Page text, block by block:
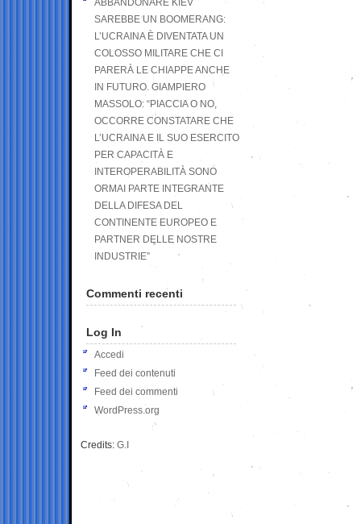
ABBANDONARE KIEV
SAREBBE UN BOOMERANG:
L’UCRAINA È DIVENTATA UN
COLOSSO MILITARE CHE CI
PARERÀ LE CHIAPPE ANCHE
IN FUTURO. GIAMPIERO
MASSOLO: “PIACCIA O NO,
OCCORRE CONSTATARE CHE
L’UCRAINA E IL SUO ESERCITO
PER CAPACITÀ E
INTEROPERABILITÀ SONO
ORMAI PARTE INTEGRANTE
DELLA DIFESA DEL
CONTINENTE EUROPEO E
PARTNER DELLE NOSTRE
INDUSTRIE”
Commenti recenti
Log In
Accedi
Feed dei contenuti
Feed dei commenti
WordPress.org
Credits: G.I